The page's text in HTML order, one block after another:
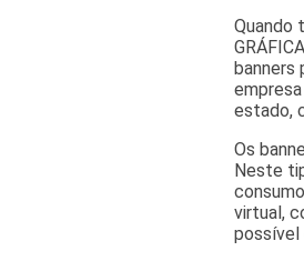
Quando
banners
estado,
Os
Neste
virtual,
possível